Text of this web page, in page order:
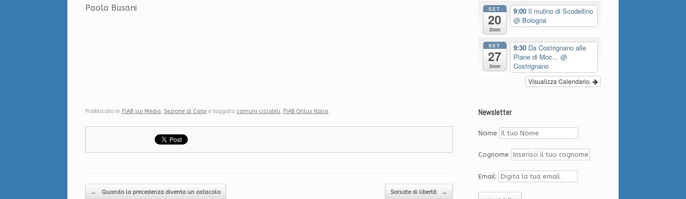
Paola Busani
Pubblicato in FIAB sui Media Sezione di Carpi e taggato comuni ciclabili FIAB Onlus Italia
Navigazione articolo
← Quando la precedenza diventa un ostacolo Sorsate di libertà →
SET
20
Dom
9:00 Il mulino di Scodellino
@ Bologna
SET
27
Dom
9:30 Da Costrignano alle
Piane di Moc... @
Costrignano
Visualizza Calendario.
Newsletter
Nome
Cognome
Email: